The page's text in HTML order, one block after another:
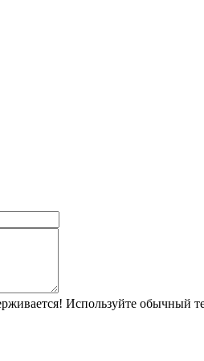
Используйте обычный